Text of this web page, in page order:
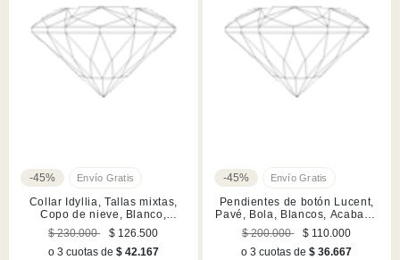
-45%
Collar Idyllia, Tallas mixtas,
Copo de nieve, Blanco,
Acabado en rodio
$ 230.000
$ 126.500
o 3 cuotas de $ 42.167
-45%
Pendientes de botón Lucent,
Pavé, Bola, Blancos, Acabado
en rodio
$ 200.000
$ 110.000
o 3 cuotas de$ 36.667